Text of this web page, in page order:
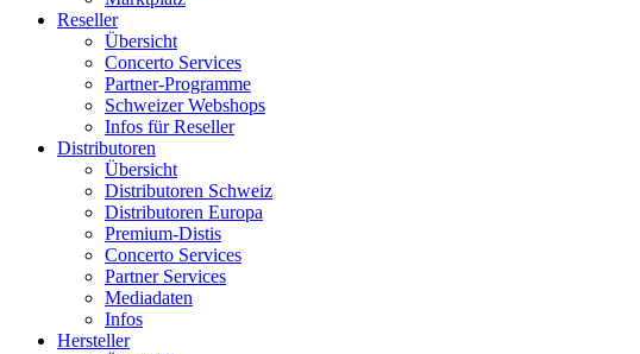
Reseller
Übersicht
Concerto Services
Partner-Programme
Schweizer Webshops
Infos für Reseller
Distributoren
Übersicht
Distributoren Schweiz
Distributoren Europa
Premium-Distis
Concerto Services
Partner Services
Mediadaten
Infos
Hersteller